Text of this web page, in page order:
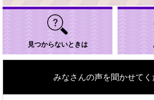
見つからないときは
みなさんの声を聞かせてく